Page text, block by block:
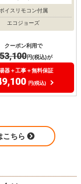
ボイスリモコン付属
エコジョーズ
クーポン利用で
円(税込)が
器＋工事＋無料保証
円(税込)
こちら